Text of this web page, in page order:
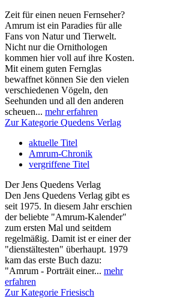
Zeit für einen neuen Fernseher?
Amrum ist ein Paradies für alle
Fans von Natur und Tierwelt.
Nicht nur die Ornithologen
kommen hier voll auf ihre Kosten.
Mit einem guten Fernglas
bewaffnet können Sie den vielen
verschiedenen Vögeln, den
Seehunden und all den anderen
scheuen... mehr erfahren
Zur Kategorie Quedens Verlag
aktuelle Titel
Amrum-Chronik
vergriffene Titel
Der Jens Quedens Verlag
Den Jens Quedens Verlag gibt es
seit 1975. In diesem Jahr erschien
der beliebte "Amrum-Kalender"
zum ersten Mal und seitdem
regelmäßig. Damit ist er einer der
"dienstältesten" überhaupt. 1979
kam das erste Buch dazu:
"Amrum - Porträit einer... mehr
erfahren
Zur Kategorie Friesisch